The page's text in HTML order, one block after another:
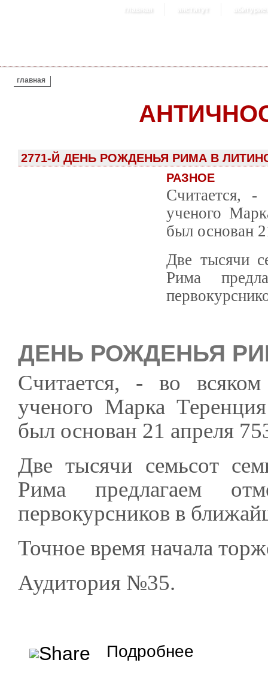
главная институт
ВЫ ЗДЕСЬ
главная
2771-Й ДЕНЬ РОЖДЕНЬЯ РИМА В
РАЗНОЕ
Считается, -
ученого
был основан
Две тысячи
Рима
ДЕНЬ РОЖДЕНЬЯ
Считается, - во
ученого Марка
был основан 21 апреля
Две тысячи семьсот
Рима предлагаем
первокурсников в
Точное время начала
Аудитория №35.
Подробнее